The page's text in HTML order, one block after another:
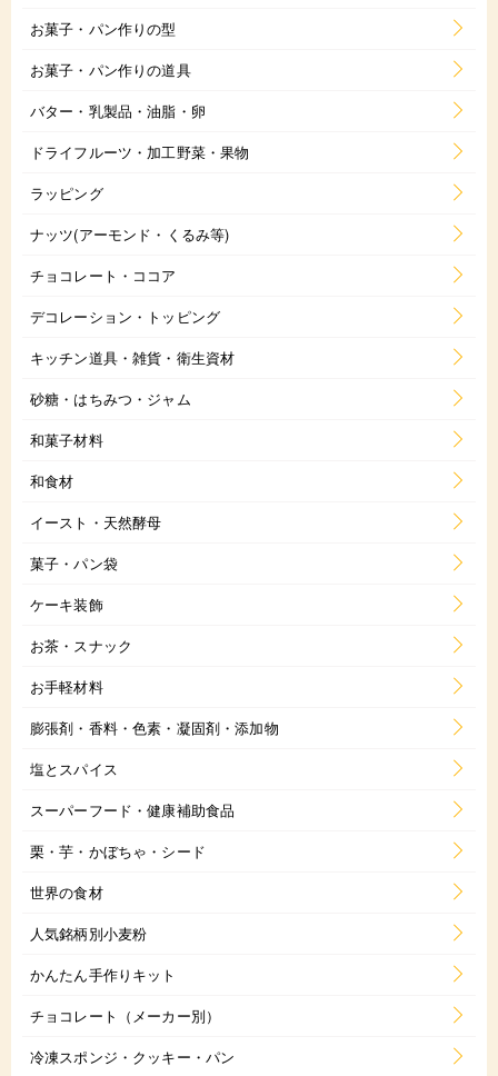
お菓子・パン作りの型
お菓子・パン作りの道具
バター・乳製品・油脂・卵
ドライフルーツ・加工野菜・果物
ラッピング
ナッツ(アーモンド・くるみ等)
チョコレート・ココア
デコレーション・トッピング
キッチン道具・雑貨・衛生資材
砂糖・はちみつ・ジャム
和菓子材料
和食材
イースト・天然酵母
菓子・パン袋
ケーキ装飾
お茶・スナック
お手軽材料
膨張剤・香料・色素・凝固剤・添加物
塩とスパイス
スーパーフード・健康補助食品
栗・芋・かぼちゃ・シード
世界の食材
人気銘柄別小麦粉
かんたん手作りキット
チョコレート（メーカー別）
冷凍スポンジ・クッキー・パン